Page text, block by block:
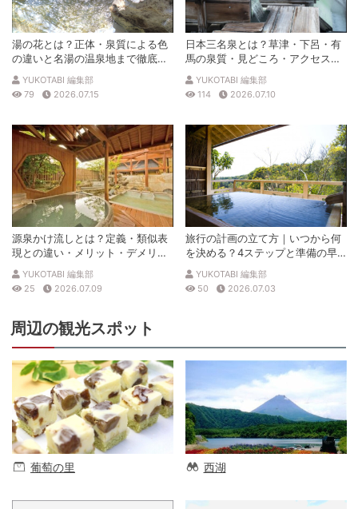
電話番号 0556360311
※ 掲載情報は変更になる場合があります。最新の内容はご利用前にご自身でお
問合せください。
自身でお問合せください。
湯の花とは？正体・泉質による色
の違いと名湯の温泉地まで徹底解
説
YUKOTABI 編集部
79
2026.07.15
日本三名泉とは？草津・下呂・有
馬の泉質・見どころ・アクセスを
徹底解説
YUKOTABI 編集部
114
2026.07.10
源泉かけ流しとは？定義・類似表
現との違い・メリット・デメリッ
トを解説
YUKOTABI 編集部
25
2026.07.09
旅行の計画の立て方｜いつから何
を決める？4ステップと準備の早
見表
YUKOTABI 編集部
50
2026.07.03
周辺の観光スポット
葡萄の里 西湖